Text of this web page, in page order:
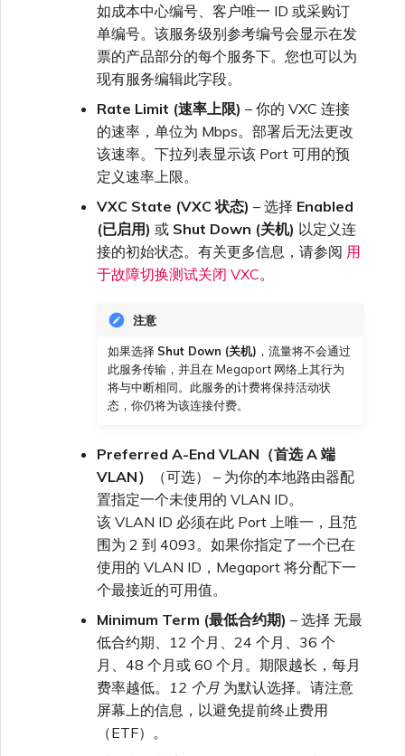
如成本中心编号、客户唯一 ID 或采购订
单编号。该服务级别参考编号会显示在发
票的产品部分的每个服务下。您也可以为
现有服务编辑此字段。
Rate Limit (速率上限) – 你的 VXC 连接
的速率，单位为 Mbps。部署后无法更改
该速率。下拉列表显示该 Port 可用的预
定义速率上限。
VXC State (VXC 状态) – 选择 Enabled
(已启用) 或 Shut Down (关机) 以定义连
接的初始状态。有关更多信息，请参阅 用
于故障切换测试关闭 VXC。
注意
如果选择 Shut Down (关机) ，流量将不会通过
此服务传输，并且在 Megaport 网络上其行为
将与中断相同。此服务的计费将保持活动状
态，你仍将为该连接付费。
Preferred A-End VLAN（首选 A 端
VLAN）
（可选） – 为你的本地路由器配
置指定一个未使用的 VLAN ID。
该 VLAN ID 必须在此 Port 上唯一，且范
围为 2 到 4093。如果你指定了一个已在
使用的 VLAN ID，Megaport 将分配下一
个最接近的可用值。
Minimum Term (最低合约期) – 选择 无最
低合约期、12 个月、24 个月、36 个
月、48 个月或 60 个月。期限越长，每月
费率越低。 12 个月 为默认选择。请注意
屏幕上的信息，以避免提前终止费用
（ETF）。